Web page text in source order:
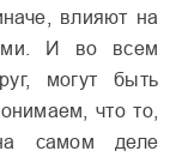
влияют на
И во всем
могут быть
что то,
самом деле